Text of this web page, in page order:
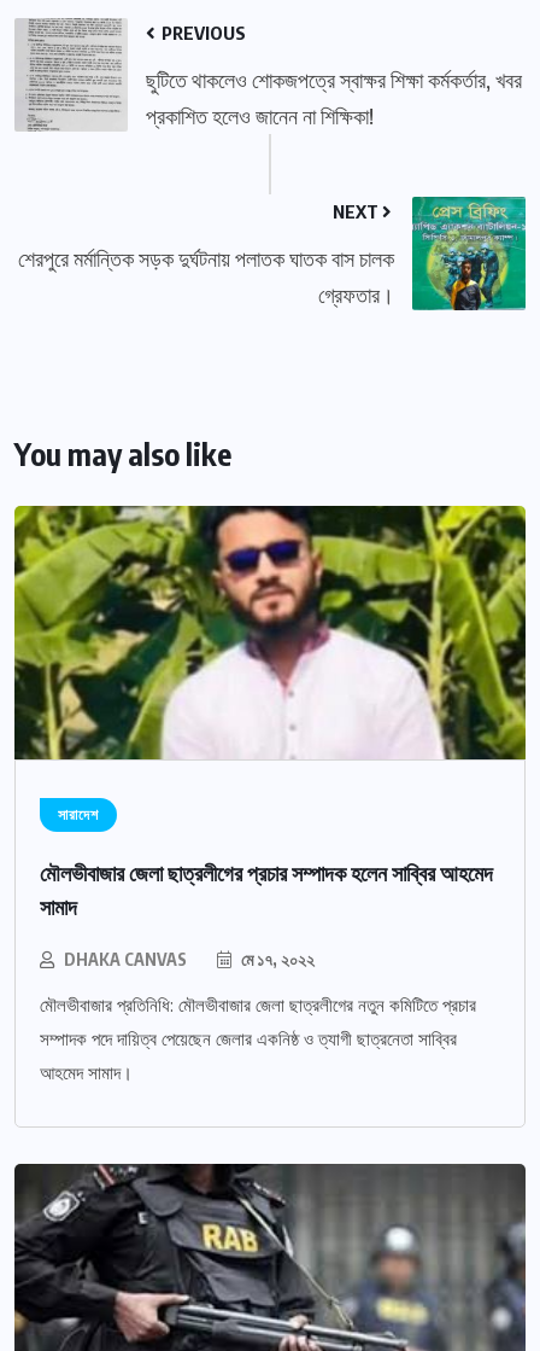
PREVIOUS
ছুটিতে থাকলেও শোকজপত্রে স্বাক্ষর শিক্ষা কর্মকর্তার, খবর
প্রকাশিত হলেও জানেন না শিক্ষিকা!
NEXT
শেরপুরে মর্মান্তিক সড়ক দুর্ঘটনায় পলাতক ঘাতক বাস চালক
গ্রেফতার।
You may also like
সারাদেশ
মৌলভীবাজার জেলা ছাত্রলীগের প্রচার সম্পাদক হলেন সাব্বির আহমেদ
সামাদ
DHAKA CANVAS মে ১৭, ২০২২
মৌলভীবাজার প্রতিনিধি: মৌলভীবাজার জেলা ছাত্রলীগের নতুন কমিটিতে প্রচার
সম্পাদক পদে দায়িত্ব পেয়েছেন জেলার একনিষ্ঠ ও ত্যাগী ছাত্রনেতা সাব্বির
আহমেদ সামাদ।